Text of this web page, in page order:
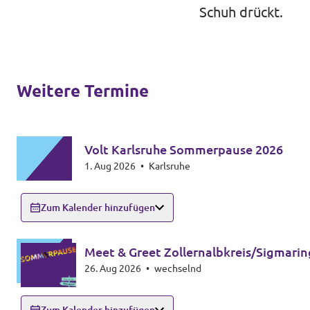
Schuh drückt.
Weitere Termine
Volt Karlsruhe Sommerpause 2026
1. Aug 2026 • Karlsruhe
Zum Kalender hinzufügen
Meet & Greet Zollernalbkreis/
26. Aug 2026 • wechselnd